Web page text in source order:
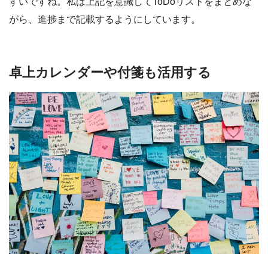
がら、進捗まで記載するようにしています。
卓上カレンダーや付箋も活用する